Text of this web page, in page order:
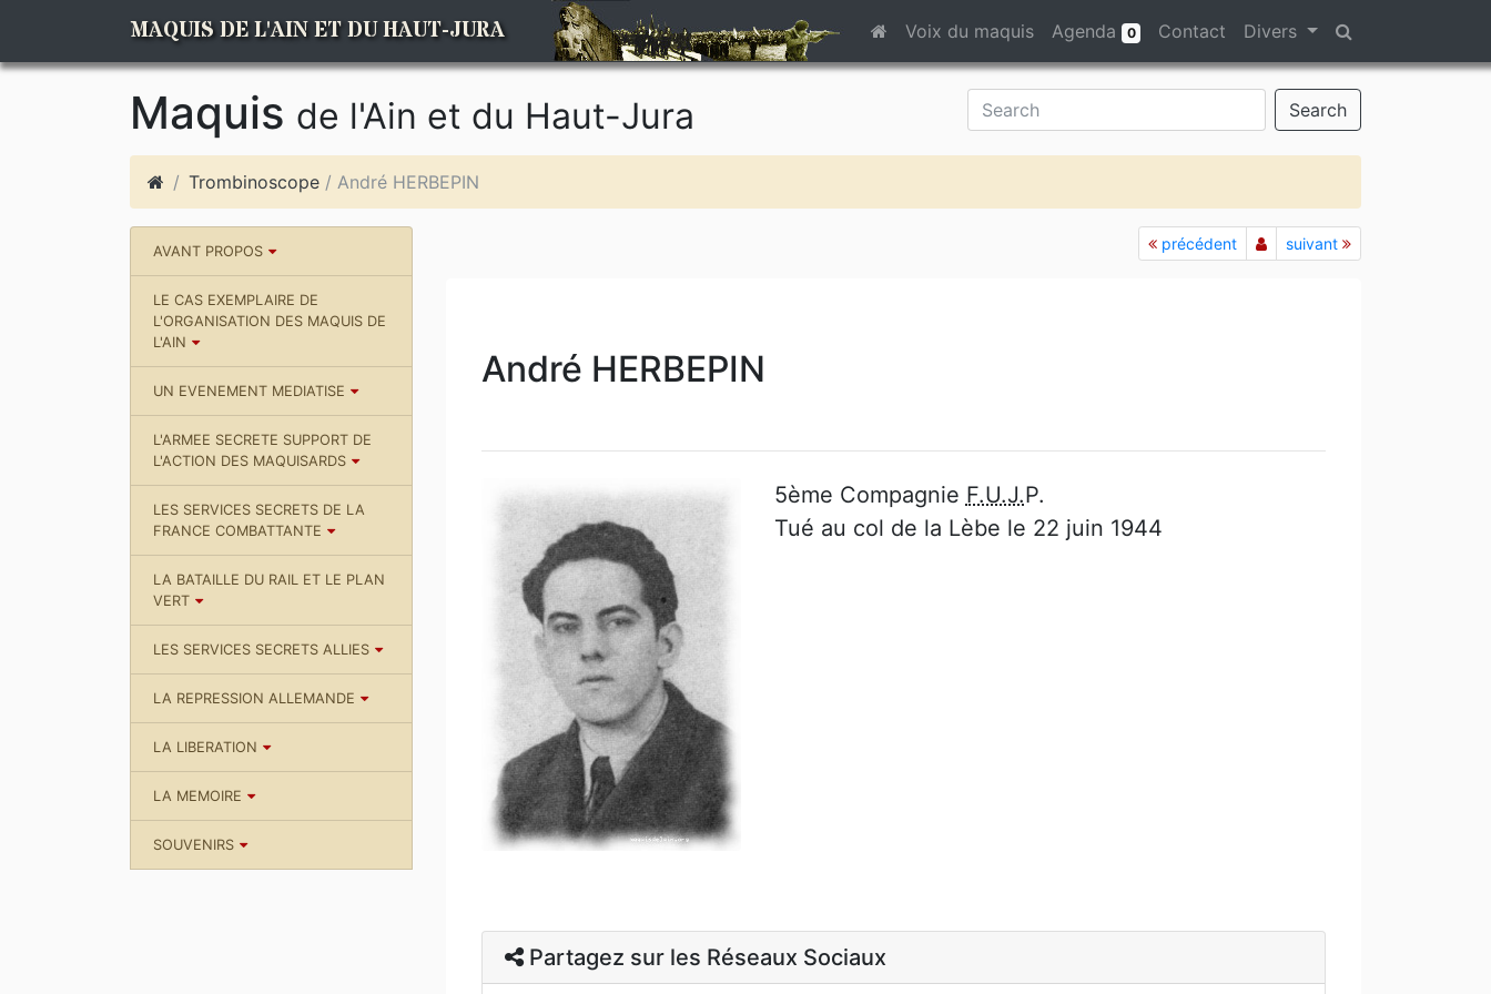
MAQUIS DE L'AIN ET DU HAUT-JURA Voix du maquis Agenda 0 Contact Divers
Search
Maquis de l'Ain et du Haut-Jura
Trombinoscope / André HERBEPIN
AVANT PROPOS
LE CAS EXEMPLAIRE DE
L'ORGANISATION DES MAQUIS DE
L'AIN
UN EVENEMENT MEDIATISE
L'ARMEE SECRETE SUPPORT DE
L'ACTION DES MAQUISARDS
LES SERVICES SECRETS DE LA
FRANCE COMBATTANTE
LA BATAILLE DU RAIL ET LE PLAN
VERT
LES SERVICES SECRETS ALLIES
LA REPRESSION ALLEMANDE
LA LIBERATION
LA MEMOIRE
SOUVENIRS
précédent suivant
André HERBEPIN
5ème Compagnie F.U.J.P.
Tué au col de la Lèbe le 22 juin 1944
Partagez sur les Réseaux Sociaux